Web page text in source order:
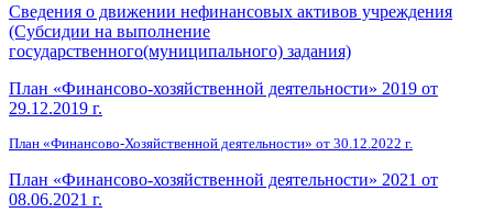
Сведения о движении нефинансовых активов учреждения
(Субсидии на выполнение
государственного(муниципального) задания)
План «Финансово-хозяйственной деятельности» 2019 от
29.12.2019 г.
План «Финансово-Хозяйственной деятельности» от 30.12.2022 г.
План «Финансово-хозяйственной деятельности» 2021 от
08.06.2021 г.